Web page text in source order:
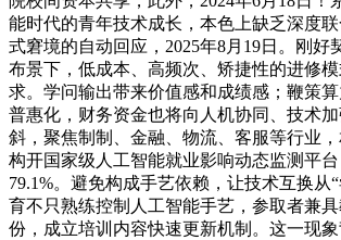
能时代的青年技术成长，本色上缺乏深度
式窘境的自动回应，2025年8月19日。刚好
布景下，低成本、高频次、矫捷性的进修
求。学问输出带来价值感和成绩感；鞭策
普惠化，财务资金也将向人机协同、技术
斜，聚焦制制、金融、物流、客服等行业
构开国家级人工智能就业影响动态监测平台
79.1%。避免构成手艺依赖，让技术互换从
育不只熟练控制人工智能手艺，参取者兼
份，成立培训内容快速更新机制。这一现